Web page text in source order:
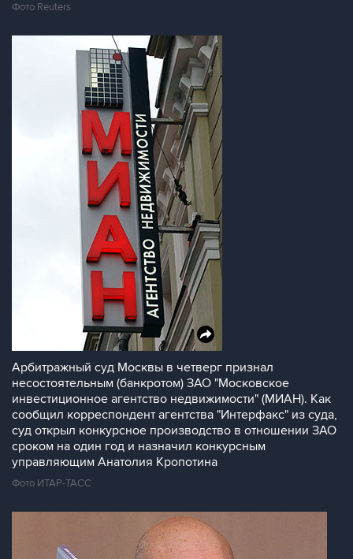
Фото Reuters
Арбитражный суд Москвы в четверг признал
несостоятельным (банкротом) ЗАО "Московское
инвестиционное агентство недвижимости" (МИАН). Как
сообщил корреспондент агентства "Интерфакс" из суда,
суд открыл конкурсное производство в отношении ЗАО
сроком на один год и назначил конкурсным
управляющим Анатолия Кропотина
Фото ИТАР-ТАСС